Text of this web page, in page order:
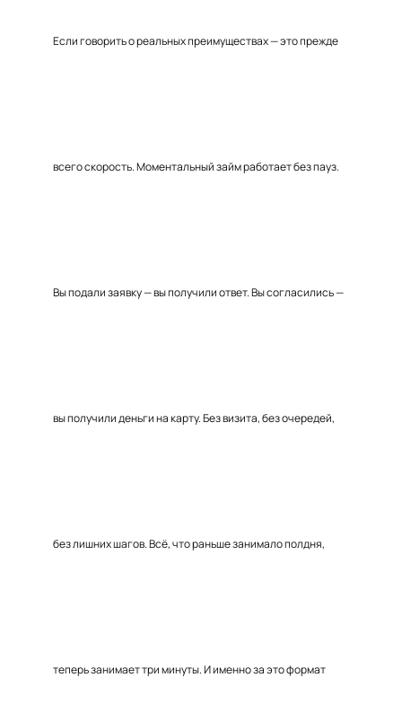
Если говорить о реальных преимуществах — это прежде
всего скорость. Моментальный займ работает без пауз.
Вы подали заявку — вы получили ответ. Вы согласились —
вы получили деньги на карту. Без визита, без очередей,
без лишних шагов. Всё, что раньше занимало полдня,
теперь занимает три минуты. И именно за это формат